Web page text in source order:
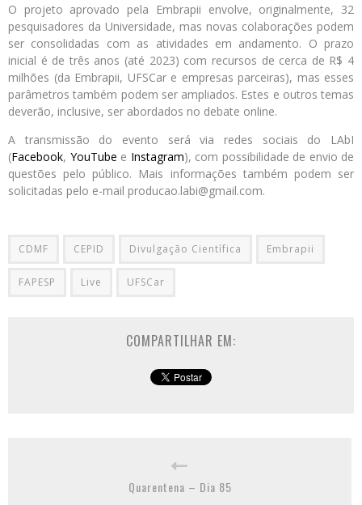
O projeto aprovado pela Embrapii envolve, originalmente, 32
pesquisadores da Universidade, mas novas colaborações podem
ser consolidadas com as atividades em andamento. O prazo
inicial é de três anos (até 2023) com recursos de cerca de R$ 4
milhões (da Embrapii, UFSCar e empresas parceiras), mas esses
parâmetros também podem ser ampliados. Estes e outros temas
deverão, inclusive, ser abordados no debate online.
A transmissão do evento será via redes sociais do LAbI
(Facebook, YouTube e Instagram), com possibilidade de envio de
questões pelo público. Mais informações também podem ser
solicitadas pelo e-mail producao.labi@gmail.com.
CDMF CEPID Divulgação Científica Embrapii
FAPESP Live UFSCar
COMPARTILHAR EM:
Quarentena – Dia 85